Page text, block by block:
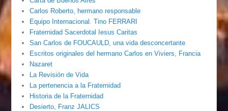
Carlos Roberto, hermano responsable
Equipo Internacional. Tino FERRARI
Fraternidad Sacerdotal Iesus Caritas
San Carlos de FOUCAULD, una vida desconcertante
Escritos originales del hermano Carlos en Viviers, Francia
Nazaret
La Revisión de Vida
La pertenencia a la Fraternidad
Historia de la Fraternidad
Desierto, Franz JALICS